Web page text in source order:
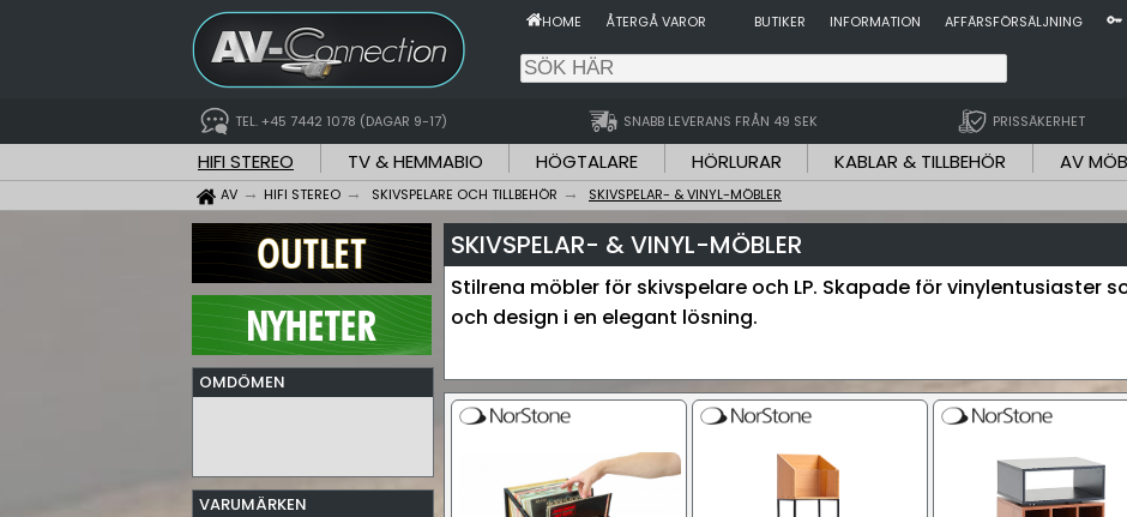
HOME ÅTERGÅ VAROR BUTIKER INFORMATION AFFÄRSFÖRSÄLJNING
TEL. +45 7442 1078 (DAGAR 9-17) SNABB LEVERANS FRÅN 49 SEK PRISSÄKERHET
HIFI STEREO TV & HEMMABIO HÖGTALARE HÖRLURAR KABLAR & TILLBEHÖR AV
AV HIFI STEREO SKIVSPELARE OCH TILLBEHÖR SKIVSPELAR- & VINYL-MÖBLER
OMDÖMEN
VARUMÄRKEN
SKIVSPELAR- & VINYL-MÖBLER
Stilrena möbler för skivspelare och LP. Skapade för vinylentusiaster
och design i en elegant lösning.